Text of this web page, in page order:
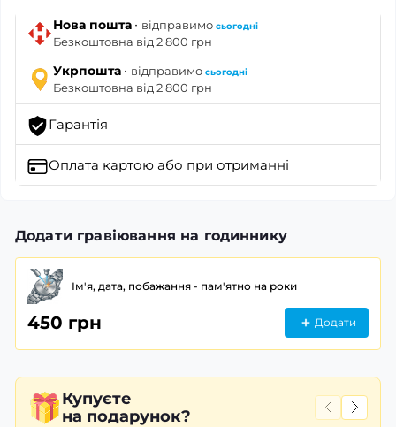
Нова пошта · відправимо сьогодні
Безкоштовна від 2 800 грн
Укрпошта · відправимо сьогодні
Безкоштовна від 2 800 грн
Гарантія
Оплата картою або при отриманні
Додати гравіювання на годиннику
Ім'я, дата, побажання - пам'ятно на роки
450 грн Додати
Купуєте
на подарунок?